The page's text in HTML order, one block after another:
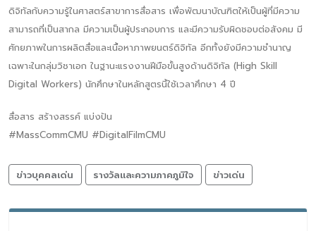
ดิจิทัลกับความรู้ในศาสตร์สาขาการสื่อสาร เพื่อพัฒนาบัณฑิตให้เป็นผู้ที่มีความ
สามารถที่เป็นสากล มีความเป็นผู้ประกอบการ และมีความรับผิดชอบต่อสังคม มี
ศักยภาพในการผลิตสื่อและเนื้อหาภาพยนตร์ดิจิทัล อีกทั้งยังมีความชำนาญ
เฉพาะในกลุ่มวิชาเอก ในฐานะแรงงานฝีมือขั้นสูงด้านดิจิทัล (High Skill
Digital Workers) นักศึกษาในหลักสูตรนี้ใช้เวลาศึกษา 4 ปี
สื่อสาร สร้างสรรค์ แบ่งปัน
#MassCommCMU #DigitalFilmCMU
ข่าวบุคคลเด่น รางวัลและความภาคภูมิใจ ข่าวเด่น